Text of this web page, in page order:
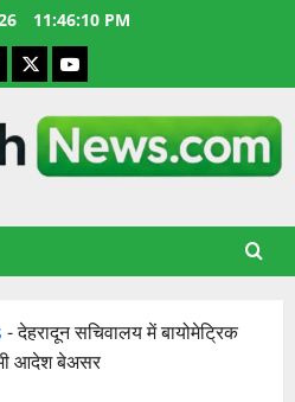
11:46:11 PM
X YouTube
-देहरादून सचिवालय में बायोमेट्रिक
भी आदेश बेअसर